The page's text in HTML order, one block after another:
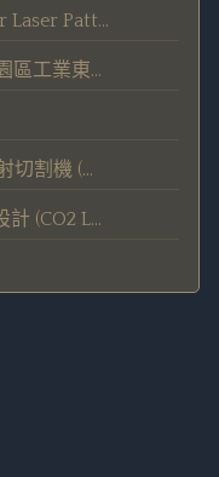
#2106: 光纖雷射佈圖工作站 (Fiber Laser Patterning Workstation) - PTB 系列產品 接單宣告
#2002: 本公司遷址至 - 新竹科學園區工業東四路24號1F (距離原處1公里)
#1901: 新款 CSB-090060 光纖雷射切割機 (新代控制器) 於 TIMTOS 2019 展出
#1803: 鼎信光電各類型雷射光路設計 (CO2 Laser / Fiber Laser)